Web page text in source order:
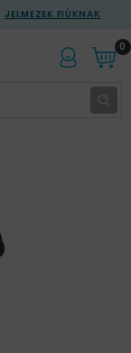
JELMEZEK FIÚKNAK
0